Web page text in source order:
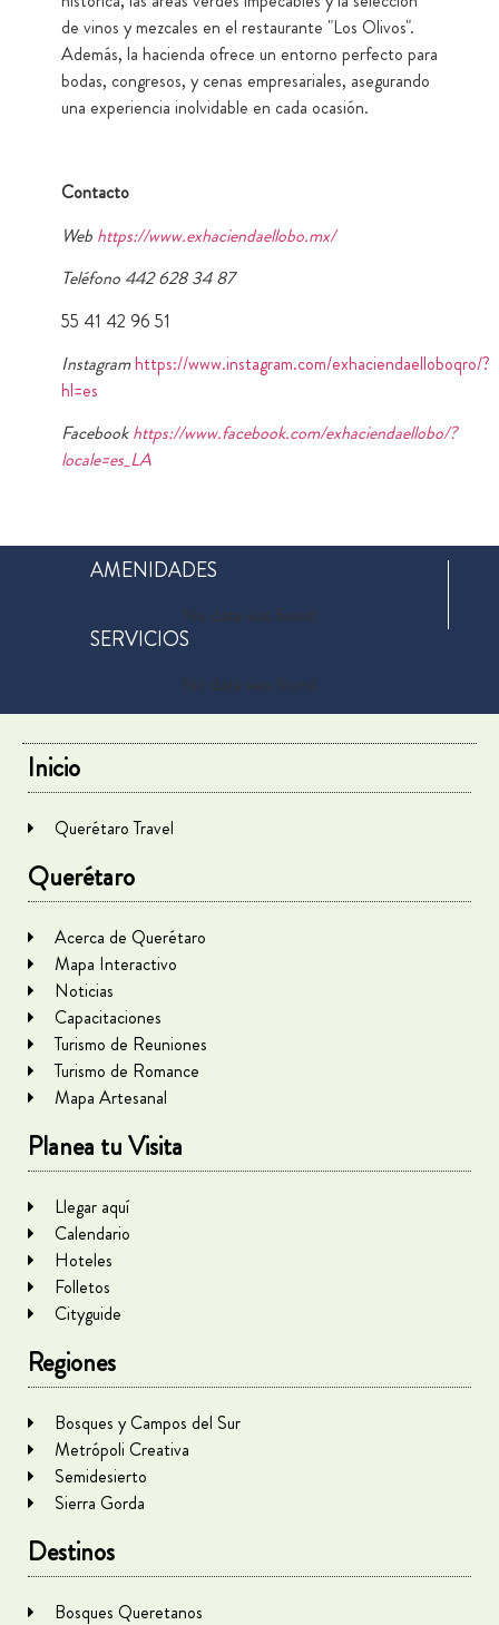
de vinos y mezcales en el restaurante "Los Olivos".
Además, la hacienda ofrece un entorno perfecto para
bodas, congresos, y cenas empresariales, asegurando
una experiencia inolvidable en cada ocasión.
Contacto
Web https://www.exhaciendaellobo.mx/
Teléfono 442 628 34 87
55 41 42 96 51
Instagramhttps://www.instagram.com/exhaciendaelloboqro/?
hl=es
Facebookhttps://www.facebook.com/exhaciendaellobo/?
locale=es_LA
AMENIDADES
No data was found
SERVICIOS
No data was found
Inicio
Querétaro Travel
Querétaro
Acerca de Querétaro
Mapa Interactivo
Noticias
Capacitaciones
Turismo de Reuniones
Turismo de Romance
Mapa Artesanal
Planea tu Visita
Llegar aquí
Calendario
Hoteles
Folletos
Cityguide
Regiones
Bosques y Campos del Sur
Metrópoli Creativa
Semidesierto
Sierra Gorda
Destinos
Bosques Queretanos